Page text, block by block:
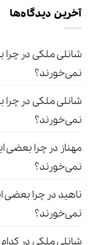
آخرین دیدگاه‌ها
شانلی ملکی در چرا
نمی‌خورند؟
شانلی ملکی در چرا
نمی‌خورند؟
مهناز در چرا بعضی
نمی‌خورند؟
ناهید در چرا بعضی
نمی‌خورند؟
شانلی ملکی در